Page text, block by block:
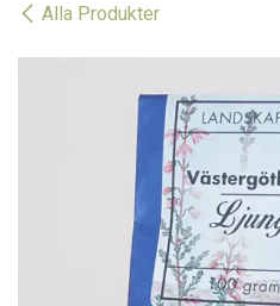
Alla Produkter